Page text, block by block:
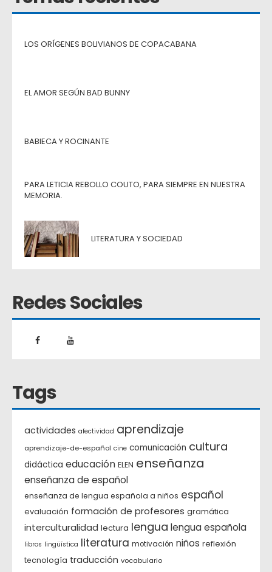
LOS ORÍGENES BOLIVIANOS DE COPACABANA
EL AMOR SEGÚN BAD BUNNY
BABIECA Y ROCINANTE
PARA LETICIA REBOLLO COUTO, PARA SIEMPRE EN NUESTRA
MEMORIA.
LITERATURA Y SOCIEDAD
Redes Sociales
Tags
actividades afectividad aprendizaje
aprendizaje-de-español cine comunicación cultura
didáctica educación ELEN enseñanza
enseñanza de español
enseñanza de lengua española a niños español
evaluación formación de profesores gramática
interculturalidad lectura lengua lengua española
libros lingüística literatura motivación niños reflexión
tecnología traducción vocabulario